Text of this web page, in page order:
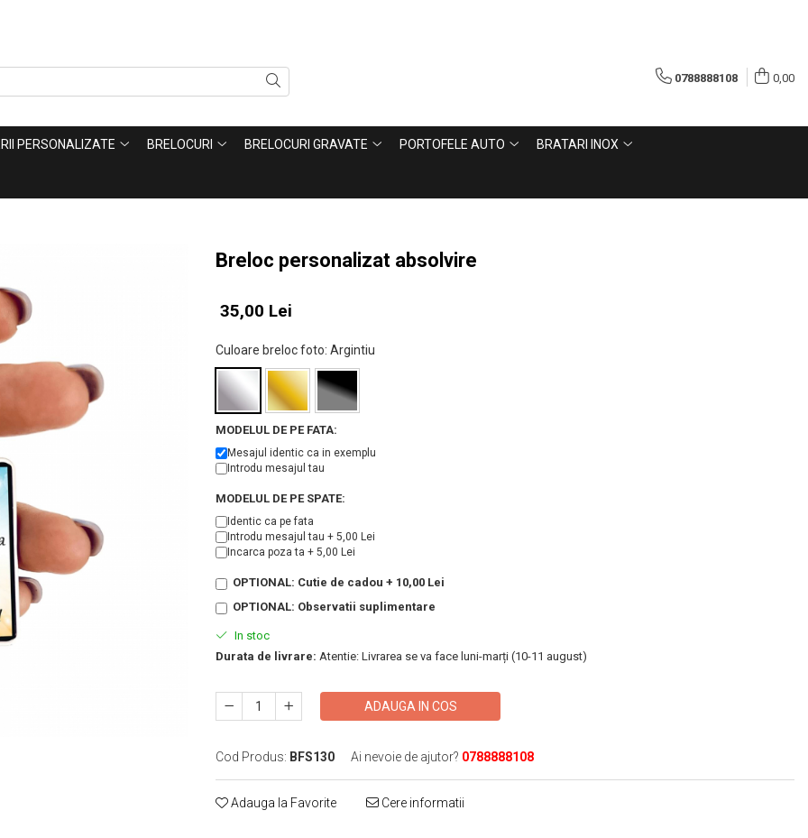
0788888108 0,00
PERSONALIZATE BRELOCURI BRELOCURI GRAVATE PORTOFELE AUTO BRATARI INOX
Breloc personalizat absolvire
35,00 Lei
Culoare breloc foto: Argintiu
MODELUL DE PE FATA:
Mesajul identic ca in exemplu
Introdu mesajul tau
MODELUL DE PE SPATE:
Identic ca pe fata
Introdu mesajul tau + 5,00 Lei
Incarca poza ta + 5,00 Lei
OPTIONAL: Cutie de cadou + 10,00 Lei
OPTIONAL: Observatii suplimentare
In stoc
Durata de livrare: Atentie: Livrarea se va face luni-marți (10-11 august)
ADAUGA IN COS
Cod Produs: BFS130 Ai nevoie de ajutor? 0788888108
Adauga la Favorite Cere informatii